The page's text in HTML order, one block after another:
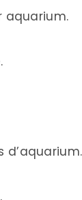
aquarium.
d’aquarium.